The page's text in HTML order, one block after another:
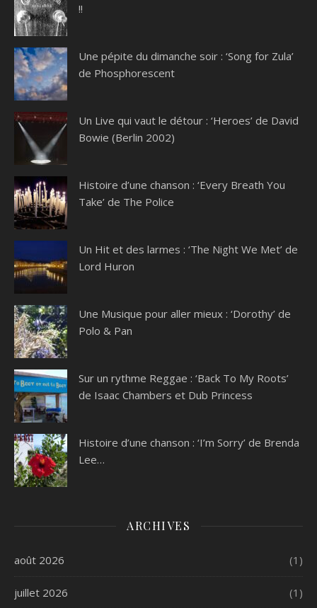
!!
Une pépite du dimanche soir : ‘Song for Zula’
de Phosphorescent
Un Live qui vaut le détour : ‘Heroes’ de David
Bowie (Berlin 2002)
Histoire d’une chanson : ‘Every Breath You
Take’ de The Police
Un Hit et des larmes : ‘The Night We Met’ de
Lord Huron
Une Musique pour aller mieux : ‘Dorothy’ de
Polo & Pan
Sur un rythme Reggae : ‘Back To My Roots’
de Isaac Chambers et Dub Princess
Histoire d’une chanson : ‘I’m Sorry’ de Brenda
Lee…
ARCHIVES
août 2026 (1)
juillet 2026 (1)